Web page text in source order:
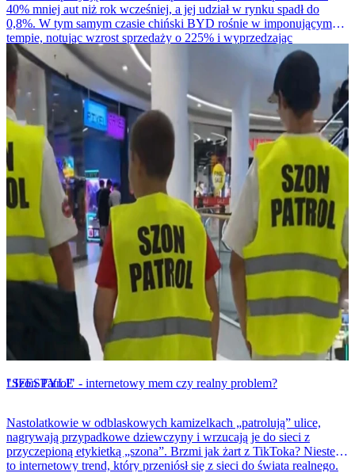
40% mniej aut niż rok wcześniej, a jej udział w rynku spadł do
0,8%. W tym samym czasie chiński BYD rośnie w imponującym
tempie, notując wzrost sprzedaży o 225% i wyprzedzając
amerykańskiego giganta.
LIFESTYLE
"Szon Patrol" - internetowy mem czy realny problem?
Nastolatkowie w odblaskowych kamizelkach „patrolują” ulice,
nagrywają przypadkowe dziewczyny i wrzucają je do sieci z
przyczepioną etykietką „szona”. Brzmi jak żart z TikToka? Niestety
to internetowy trend, który przeniósł się z sieci do świata realnego.